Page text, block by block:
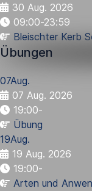
30 Aug. 2026
09:00-23:59
Bleischter Kerb
Übungen
07Aug.
07 Aug. 2026
19:00-
Übung
19Aug.
19 Aug. 2026
19:00-
Arten und